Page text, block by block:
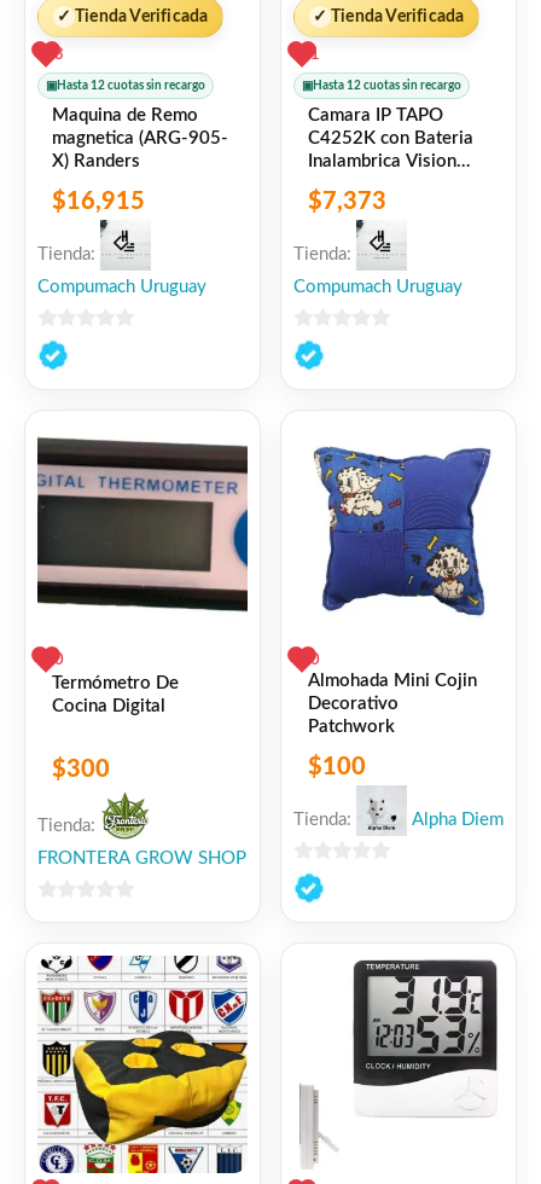
✓ Tienda Verificada
3
▣ Hasta 12 cuotas sin recargo
Maquina de Remo
magnetica (ARG-905-
X) Randers
$16,915
Tienda:
Compumach Uruguay
0
de
✓ Tienda Verificada
1
▣ Hasta 12 cuotas sin recargo
Camara IP TAPO
C4252K con Bateria
Inalambrica Vision
$7,373
Tienda:
Compumach Uruguay
0
de
0
Termómetro De
Cocina Digital
$300
Tienda:
FRONTERA GROW SHOP
5
0
Almohada Mini Cojin
Decorativo
Patchwork
$100
Tienda: Alpha Diem
0
de